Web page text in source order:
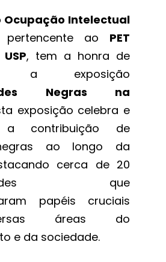
Ocupação Intelectual
ao PET
, tem a honra de
a exposição
Negras na
exposição celebra e
a contribuição de
ao longo da
cerca de 20
que
papéis cruciais
áreas do
e da sociedade.